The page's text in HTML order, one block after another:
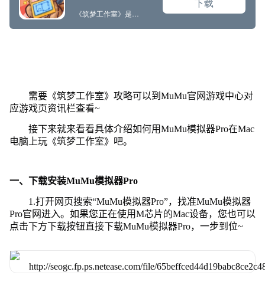
需要《筑梦工作室》攻略可以到MuMu官网游戏中心对
应游戏页资讯栏查看~
接下来就来看看具体介绍如何用MuMu模拟器Pro在Mac
电脑上玩《筑梦工作室》吧。
一、下载安装MuMu模拟器Pro
1.打开网页搜索“MuMu模拟器Pro”，找准MuMu模拟器
Pro官网进入。如果您正在使用M芯片的Mac设备，您也可以
点击下方下载按钮直接下载MuMu模拟器Pro，一步到位~